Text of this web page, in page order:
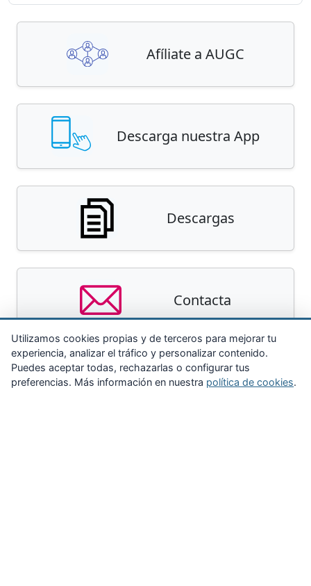
Afíliate a AUGC
Descarga nuestra App
Descargas
Contacta
Utilizamos cookies propias y de terceros para mejorar tu
experiencia, analizar el tráfico y personalizar contenido.
Puedes aceptar todas, rechazarlas o configurar tus
preferencias. Más información en nuestra política de cookies.